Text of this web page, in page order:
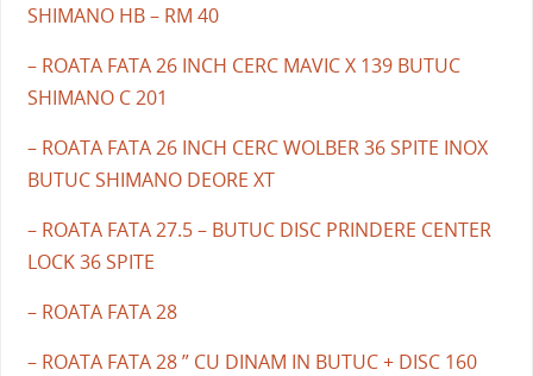
SHIMANO HB – RM 40
– ROATA FATA 26 INCH CERC MAVIC X 139 BUTUC
SHIMANO C 201
– ROATA FATA 26 INCH CERC WOLBER 36 SPITE INOX
BUTUC SHIMANO DEORE XT
– ROATA FATA 27.5 – BUTUC DISC PRINDERE CENTER
LOCK 36 SPITE
– ROATA FATA 28
– ROATA FATA 28 ” CU DINAM IN BUTUC + DISC 160